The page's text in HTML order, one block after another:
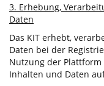
3. Erhebung,
Daten
Das KIT erhebt,
Daten bei der
Nutzung der
Inhalten und Daten